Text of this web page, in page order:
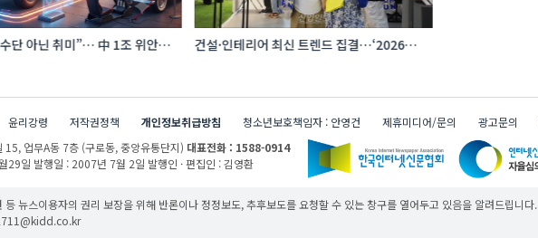
단 아닌 취미”… 中 1조 위안
건설·인테리어 최신 트렌드 집결…‘2026
윤리강령 저작권정책 개인정보취급방침 청소년보호책임자 : 안영건 제휴미디어/문의 광고문의
15,업무A동 7층 (구로동, 중앙유통단지) 대표전화 : 1588-0914
29일 발행일 : 2007년 7월 2일 발행인 · 편집인 : 김영환
등 뉴스이용자의 권리 보장을 위해 반론이나 정정보도, 추후보도를 요청할 수 있는 창구를 열어두고 있음을 알려드립니다.